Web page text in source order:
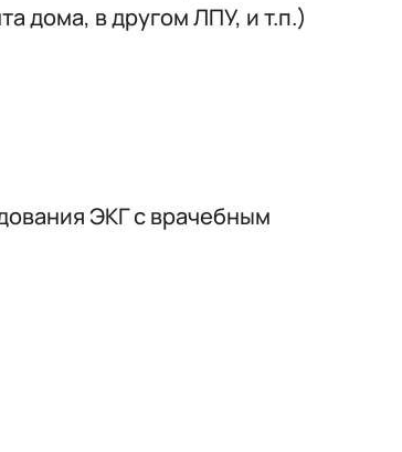
дома, в другом ЛПУ, и т.п.)
ЭКГ с врачебным